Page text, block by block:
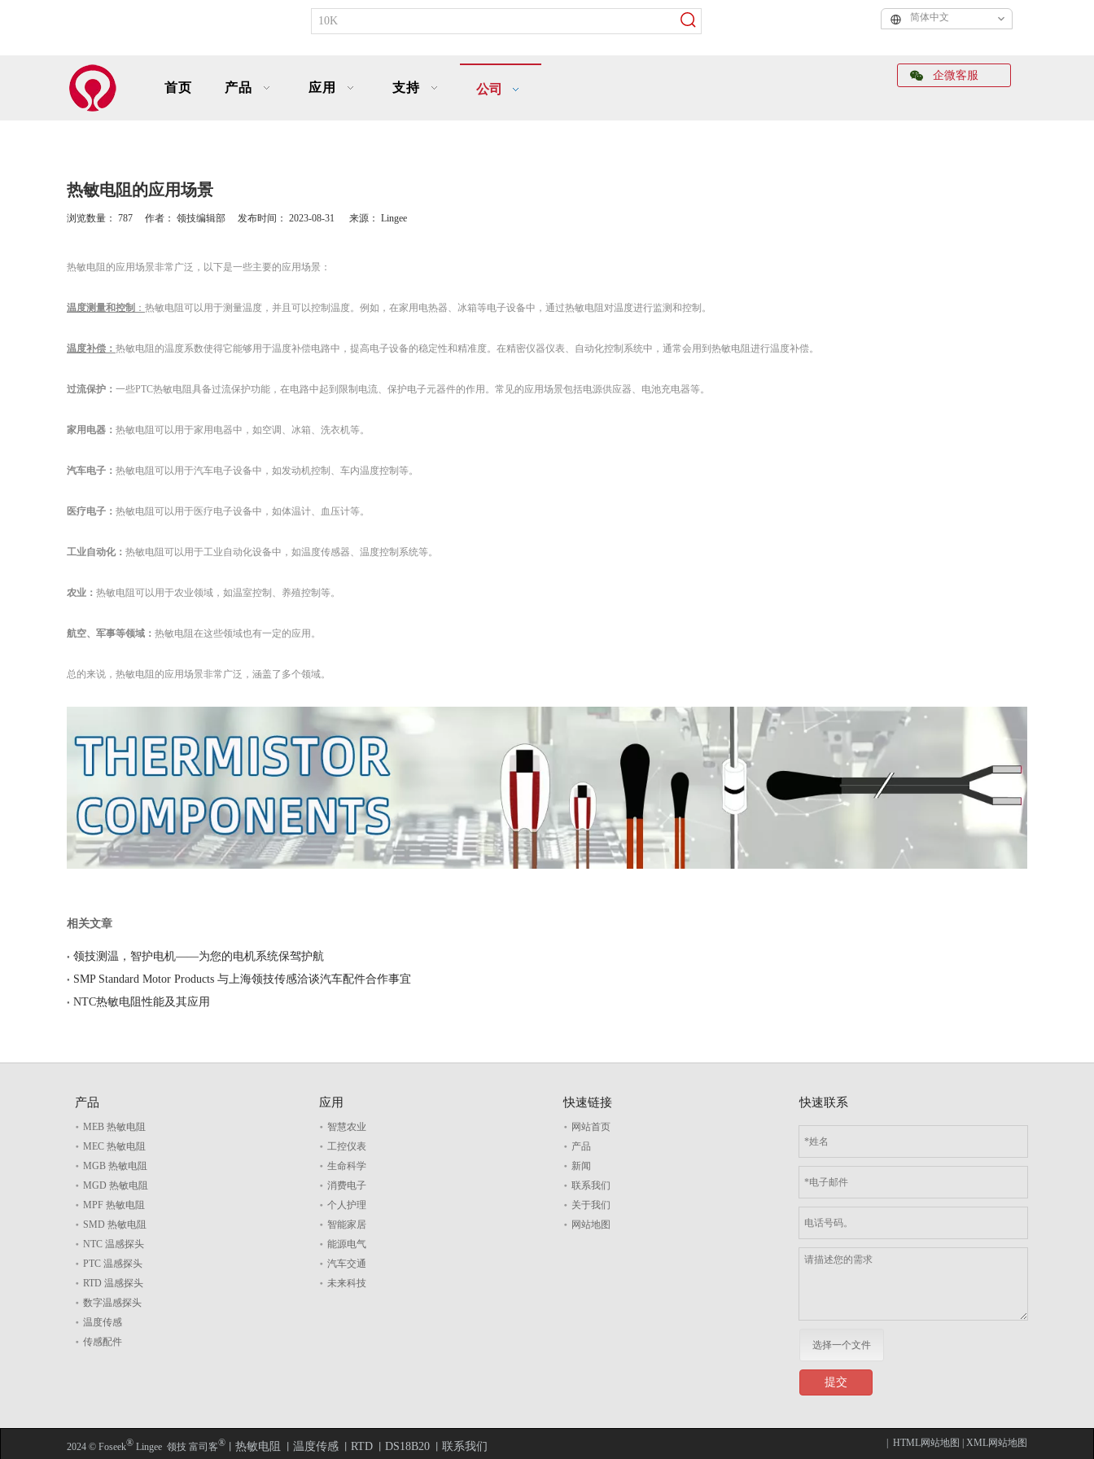
简体中文
首页 产品 应用 支持 公司
企微客服
热敏电阻的应用场景
浏览数量： 787 作者： 领技编辑部 发布时间： 2023-08-31 来源： Lingee
热敏电阻的应用场景非常广泛，以下是一些主要的应用场景：
温度测量和控制 ： 热敏电阻可以用于测量温度，并且可以控制温度。例如，在家用电热器、冰箱等电子设备中，通过热敏电阻对温度进行监测和控制。
温度补偿： 热敏电阻的温度系数使得它能够用于温度补偿电路中，提高电子设备的稳定性和精准度。在精密仪器仪表、自动化控制系统中，通常会用到热敏电阻进行温度补偿。
过流保护： 一些PTC热敏电阻具备过流保护功能，在电路中起到限制电流、保护电子元器件的作用。常见的应用场景包括电源供应器、电池充电器等。
家用电器 ： 热敏电阻可以用于家用电器中，如空调、冰箱、洗衣机等。
汽车电子： 热敏电阻可以用于汽车电子设备中，如发动机控制、车内温度控制等。
医疗电子： 热敏电阻可以用于医疗电子设备中，如体温计、血压计等。
工业自动化： 热敏电阻可以用于工业自动化设备中，如温度传感器、温度控制系统等。
农业： 热敏电阻可以用于农业领域，如温室控制、养殖控制等。
航空、军事等领域： 热敏电阻在这些领域也有一定的应用。
总的来说，热敏电阻的应用场景非常广泛，涵盖了多个领域。
相关文章
领技测温，智护电机——为您的电机系统保驾护航
SMP Standard Motor Products 与上海领技传感洽谈汽车配件合作事宜
NTC热敏电阻性能及其应用
产品
MEB 热敏电阻
MEC 热敏电阻
MGB 热敏电阻
MGD 热敏电阻
MPF 热敏电阻
SMD 热敏电阻
NTC 温感探头
PTC 温感探头
RTD 温感探头
数字温感探头
温度传感
传感配件
应用
智慧农业
工控仪表
生命科学
消费电子
个人护理
智能家居
能源电气
汽车交通
未来科技
快速链接
网站首页
产品
新闻
联系我们
关于我们
网站地图
快速联系
选择一个文件
提交
2024 © Foseek​​​​​​​® Lingee 领技 富司客® 热敏电阻 温度传感 RTD DS18B20 联系我们 HTML网站地图 XML网站地图